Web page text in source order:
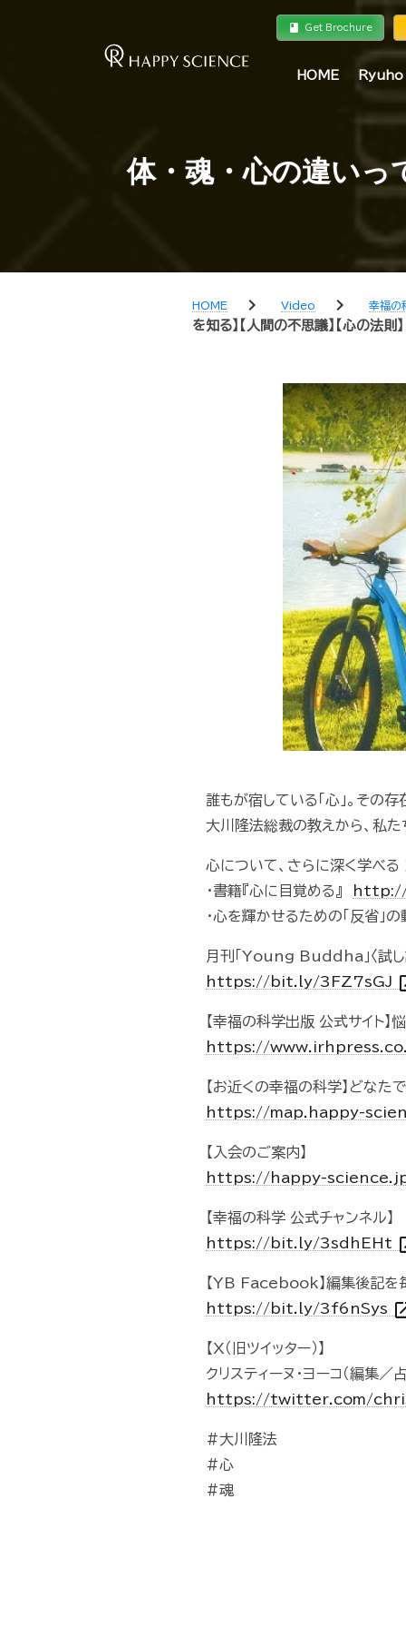
book Get Brochure
HOME
体・魂・心の違いっ
HOME chevron_right Video chevron_right 幸福の
を知る】【人間の不思議】【心の法則
誰もが宿している「心」。その
大川隆法総裁の教えから、私た
心について、さらに深く学べる
・書籍『心に目覚める』
・心を輝かせるための「反省」
月刊「Young Buddha」〈試し
https://bit.ly/3FZ7sGJ
【幸福の科学出版 公式サイト
https://
【お近くの幸福の科学】どなた
https://map.happy-
【入会のご案内】
https://happy-
【幸福の科学 公式チャンネル】
https://bit.ly/3sdhEHt
【YB Facebook】編集後記を
https://bit.ly/3f6nSys
【X（旧ツイッター）】
クリスティーヌ・ヨーコ（編集／
https://twitter.com/
#大川隆法
#心
#魂